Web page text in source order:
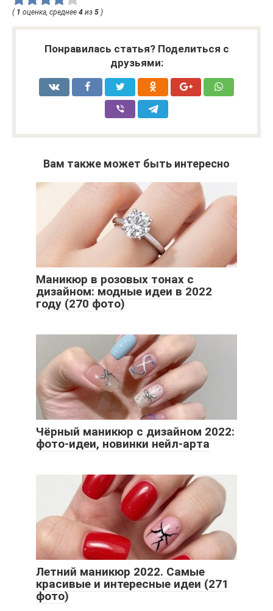
( 1 оценка, среднее 4 из 5 )
Понравилась статья? Поделиться с
друзьями:
Вам также может быть интересно
Маникюр в розовых тонах с
дизайном: модные идеи в 2022
году (270 фото)
Чёрный маникюр с дизайном 2022:
фото-идеи, новинки нейл-арта
Летний маникюр 2022. Самые
красивые и интересные идеи (271
фото)